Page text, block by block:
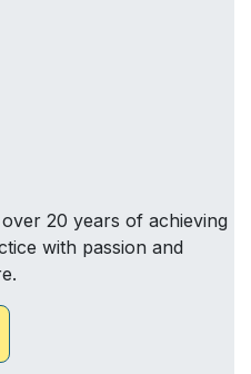
20 years of achieving
with passion and